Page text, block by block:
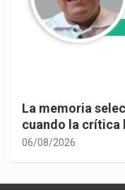
La memoria
cuando la crítica
06/08/2026